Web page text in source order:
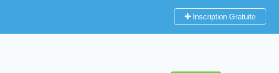
Inscription Gratuite